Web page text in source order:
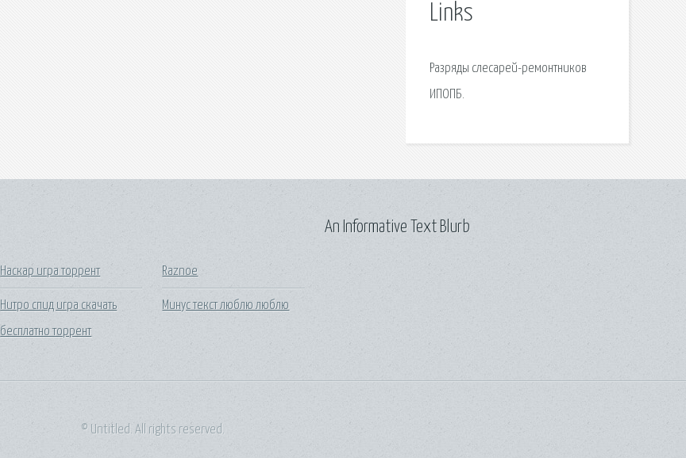
Links
Разряды слесарей-ремонтников
ИПОПБ.
Наскар игра торрент
Нитро спид игра скачать
бесплатно торрент
Raznoe
Минус текст люблю люблю
An Informative Text Blurb
© Untitled. All rights reserved.